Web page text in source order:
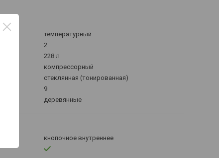
температурный
2
228 л
компрессорный
стеклянная (тонированная)
9
деревянные
кнопочное внутреннее